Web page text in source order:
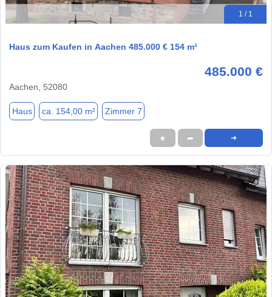
1 / 1
Haus zum Kaufen in Aachen 485.000 € 154 m²
485.000 €
Aachen, 52080
Haus ca. 154,00 m² Zimmer 7
★ ➦ ➜